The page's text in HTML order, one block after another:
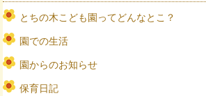
とちの木こども園ってどんなとこ？
園での生活
園からのお知らせ
保育日記